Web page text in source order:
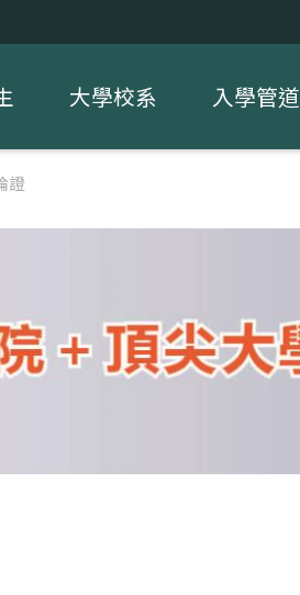
大學校系 入學管道
證